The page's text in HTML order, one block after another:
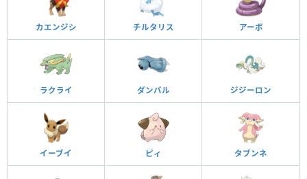
カエンジシ チルタリス アーボ
ラクライ ダンバル ジジーロン
イーブイ ピィ タブンネ